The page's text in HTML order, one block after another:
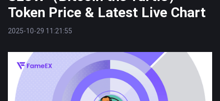
Token Price & Latest Live Chart
2025-10-29 11:21:55